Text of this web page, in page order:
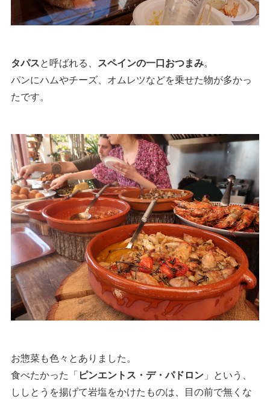
タパスと呼ばれる、 スペインの一口おつまみ。
パンにハムやチーズ、オムレツなどを乗せた物が多かっ
たです。
お惣菜も色々とありました。
食べたかった「ピンエントス・デ・パドロン 」という、
ししとうを揚げて岩塩をかけたものは、目の前で無くな